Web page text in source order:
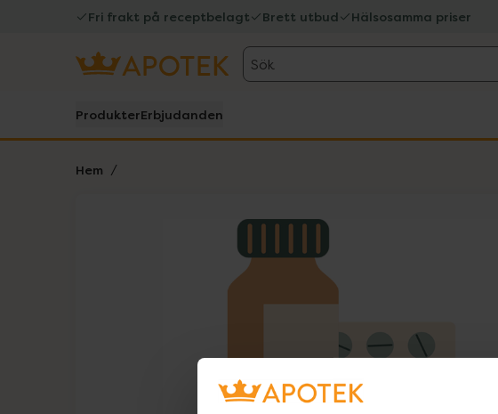
Fri frakt på receptbelagt Brett utbud Hälsosamma priser
Sök
ProdukterErbjudanden
Hem
Lista: . Innehåller 1 objekt.